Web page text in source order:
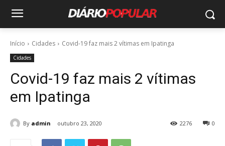
Início Cidades Covid-19 faz mais 2 vítimas em Ipatinga
Cidades
Covid-19 faz mais 2 vítimas
em Ipatinga
By admin outubro 23, 2020 0
2276